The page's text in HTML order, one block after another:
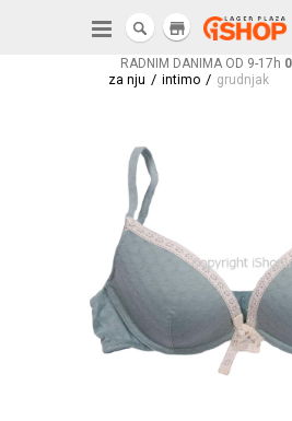
RADNIM DANIMA OD 9-17h
store
za nju / intimo / grudnjak